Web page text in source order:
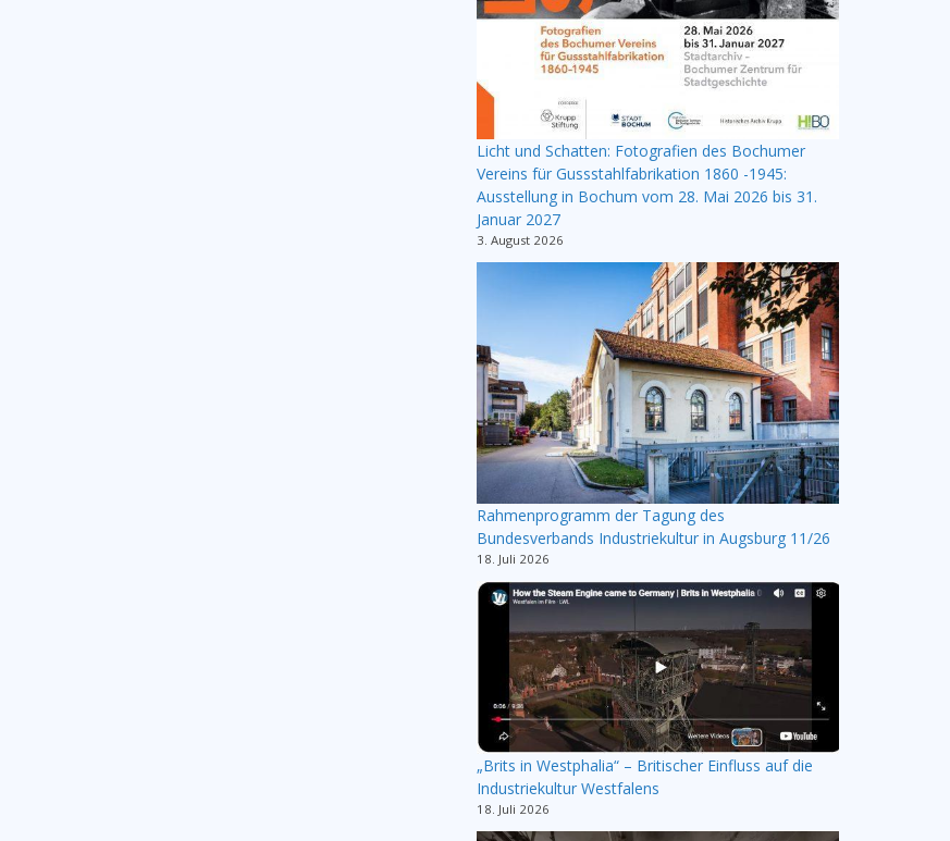
Licht und Schatten: Fotografien des Bochumer
Vereins für Gussstahlfabrikation 1860 -1945:
Ausstellung in Bochum vom 28. Mai 2026 bis 31.
Januar 2027
3. August 2026
Rahmenprogramm der Tagung des
Bundesverbands Industriekultur in Augsburg 11/26
18. Juli 2026
„Brits in Westphalia“ – Britischer Einfluss auf die
Industriekultur Westfalens
18. Juli 2026